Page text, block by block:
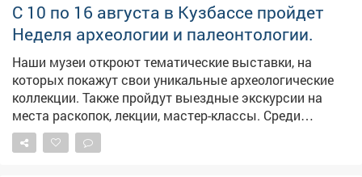
С 10 по 16 августа в Кузбассе пройдет
Неделя археологии и палеонтологии.
Наши музеи откроют тематические выставки, на
которых покажут свои уникальные археологические
коллекции. Также пройдут выездные экскурсии на
места раскопок, лекции, мастер-классы. Среди
главных экспонатов - фрагмент яйца архозавра
возрастом 120 млн лет. Его обнаружили в Шестаково